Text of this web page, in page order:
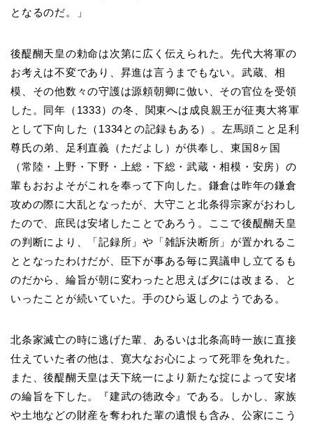
となるのだ。」
後醍醐天皇の勅命は次第に広く伝えられた。先代大将軍の
お考えは不変であり、昇進は言うまでもない。武蔵、相
模、その他数々の守護は源頼朝卿に倣い、その官位を受領
した。同年（1333）の冬、関東へは成良親王が征夷大将軍
として下向した（1334との記録もある）。左馬頭こと足利
尊氏の弟、足利直義（ただよし）が供奉し、東国8ヶ国
（常陸・上野・下野・上総・下総・武蔵・相模・安房）の
輩もおおよそがこれを奉って下向した。鎌倉は昨年の鎌倉
攻めの際に大乱となったが、大守こと北条得宗家がおわし
たので、庶民は安堵したことであろう。ここで後醍醐天皇
の判断により、「記録所」や「雑訴決断所」が置かれるこ
ととなったわけだが、臣下が事ある毎に異議申し立てるも
のだから、綸旨が朝に変わったと思えば夕には改まる、と
いったことが続いていた。手のひら返しのようである。
北条家滅亡の時に逃げた輩、あるいは北条高時一族に直接
仕えていた者の他は、寛大なお心によって死罪を免れた。
また、後醍醐天皇は天下統一により新たな掟によって安堵
の綸旨を下した。『建武の徳政令』である。しかし、家族
や土地などの財産を奪われた輩の遺恨も含み、公家にこう